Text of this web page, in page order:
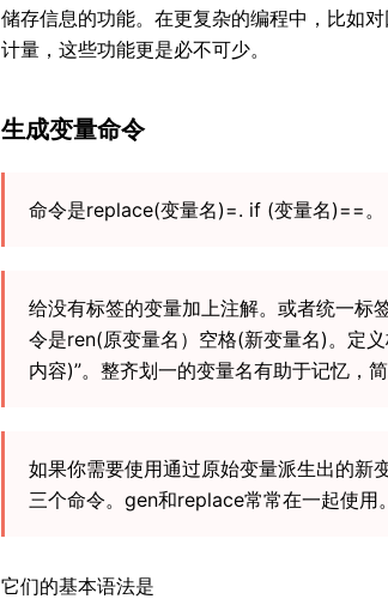
储存信息的功能。在更复杂的编程中，比如
计量，这些功能更是必不可少。
生成变量命令
命令是replace(变量名)=. if (变量名)==。
给没有标签的变量加上注解。或者统一标
令是ren(原变量名）空格(新变量名)。定
内容)”。整齐划一的变量名有助于记忆，
如果你需要使用通过原始变量派生出的
三个命令。gen和replace常常在一起使用。
它们的基本语法是